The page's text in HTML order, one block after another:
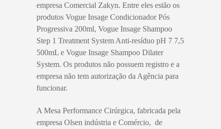
empresa Comercial Zakyn. Entre eles estão os
produtos Vogue Insage Condicionador Pós
Progressiva 200ml, Vogue Insage Shampoo
Step 1 Treatment System Anti-resíduo pH 7 7,5
500mL e Vogue Insage Shampoo Dilater
System. Os produtos não possuem registro e a
empresa não tem autorização da Agência para
funcionar.
A Mesa Performance Cirúrgica, fabricada pela
empresa Olsen indústria e Comércio, de